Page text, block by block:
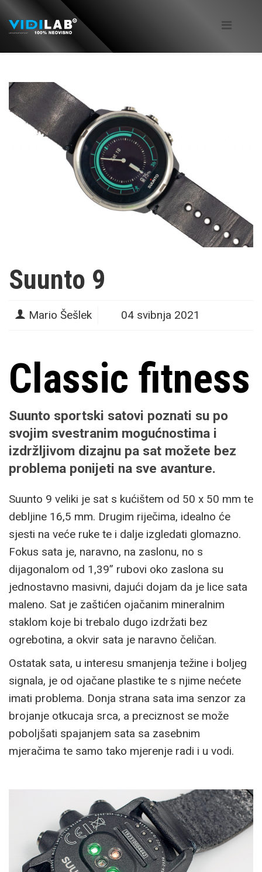
Suunto 9
Mario Šešlek 04 svibnja 2021
Classic fitness
Suunto sportski satovi poznati su po
svojim svestranim mogućnostima i
izdržljivom dizajnu pa sat možete bez
problema ponijeti na sve avanture.
Suunto 9 veliki je sat s kućištem od 50 x 50 mm te
debljine 16,5 mm. Drugim riječima, idealno će
sjesti na veće ruke te i dalje izgledati glomazno.
Fokus sata je, naravno, na zaslonu, no s
dijagonalom od 1,39” rubovi oko zaslona su
jednostavno masivni, dajući dojam da je lice sata
maleno. Sat je zaštićen ojačanim mineralnim
staklom koje bi trebalo dugo izdržati bez
ogrebotina, a okvir sata je naravno čeličan.
Ostatak sata, u interesu smanjenja težine i boljeg
signala, je od ojačane plastike te s njime nećete
imati problema. Donja strana sata ima senzor za
brojanje otkucaja srca, a preciznost se može
poboljšati spajanjem sata sa zasebnim
mjeračima te samo tako mjerenje radi i u vodi.